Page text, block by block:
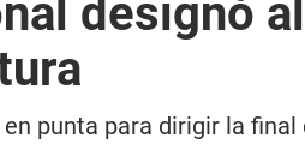
designó
punta para dirigir la